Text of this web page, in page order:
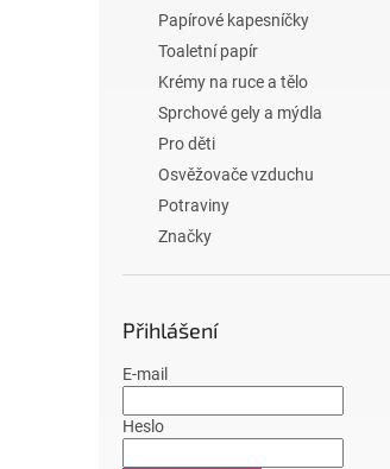
Papírové kapesníčky
Toaletní papír
Krémy na ruce a tělo
Sprchové gely a mýdla
Pro děti
Osvěžovače vzduchu
Potraviny
Značky
Přihlášení
E-mail
Heslo